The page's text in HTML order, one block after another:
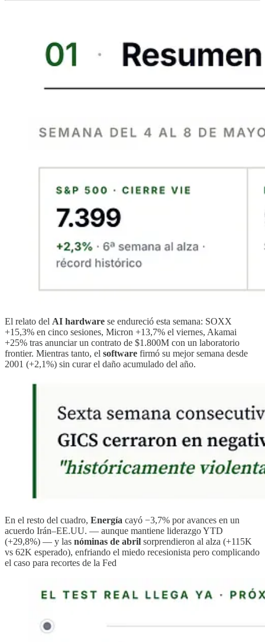
El relato del AI hardware se endureció esta semana: SOXX
+15,3% en cinco sesiones, Micron +13,7% el viernes, Akamai
+25% tras anunciar un contrato de $1.800M con un laboratorio
frontier. Mientras tanto, el software firmó su mejor semana desde
2001 (+2,1%) sin curar el daño acumulado del año.
En el resto del cuadro, Energía cayó −3,7% por avances en un
acuerdo Irán–EE.UU. — aunque mantiene liderazgo YTD
(+29,8%) — y las nóminas de abril sorprendieron al alza (+115K
vs 62K esperado), enfriando el miedo recesionista pero complicando
el caso para recortes de la Fed